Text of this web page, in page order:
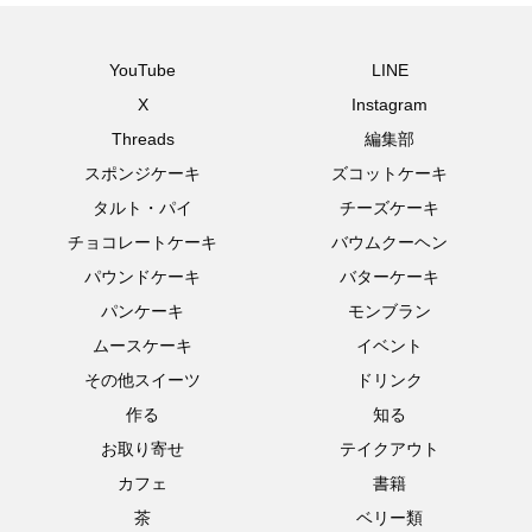
YouTube
LINE
X
Instagram
Threads
編集部
スポンジケーキ
ズコットケーキ
タルト・パイ
チーズケーキ
チョコレートケーキ
バウムクーヘン
パウンドケーキ
バターケーキ
パンケーキ
モンブラン
ムースケーキ
イベント
その他スイーツ
ドリンク
作る
知る
お取り寄せ
テイクアウト
カフェ
書籍
茶
ベリー類